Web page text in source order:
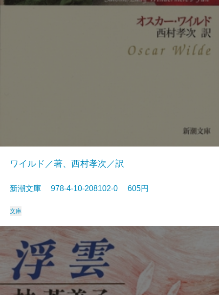
ワイルド／著、西村孝次／訳
新潮文庫 978-4-10-208102-0 605円
文庫